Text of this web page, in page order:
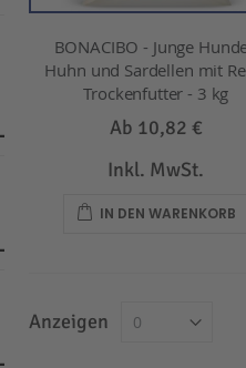
BONACIBO - Junge
Huhn und Sardellen mit
Trockenfutter - 3 kg
Ab 10,82 €
Inkl. MwSt.
IN DEN WARENKORB
Anzeigen